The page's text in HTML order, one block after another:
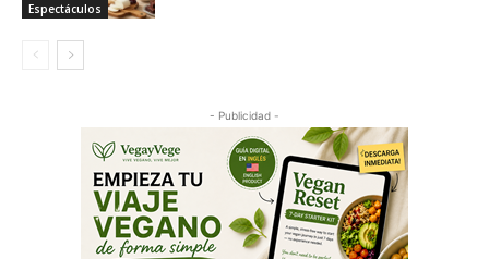
Espectáculos
- Publicidad -